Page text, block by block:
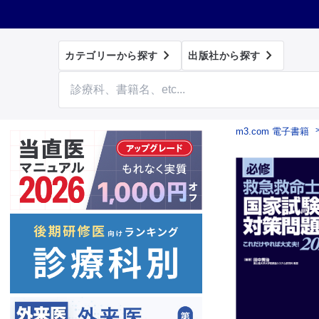
カテゴリーから探す  出版社から探す 
m3.com 電子書籍